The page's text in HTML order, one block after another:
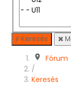
Keresés
Fórum
/
Keresés